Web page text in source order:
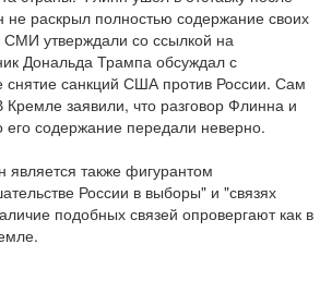
не раскрыл полностью содержание своих
СМИ утверждали со ссылкой на
Дональда Трампа обсуждал с
санкций США против России. Сам
Кремле заявили, что разговор Флинна и
содержание передали неверно.
также фигурантом
России в выборы" и "связях
подобных связей опровергают как в